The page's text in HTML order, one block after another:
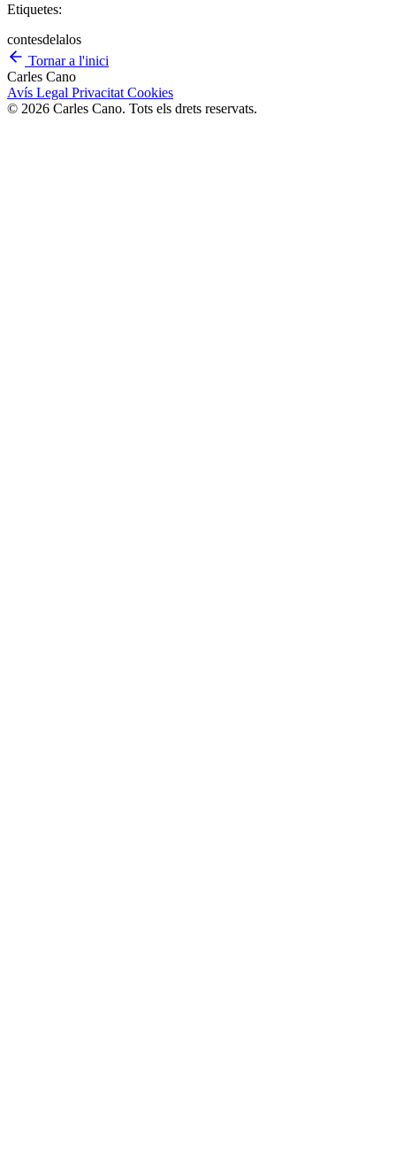
Etiquetes:
contesdelalos
Tornar a l'inici
Carles Cano
Avís Legal Privacitat Cookies
© 2026 Carles Cano. Tots els drets reservats.